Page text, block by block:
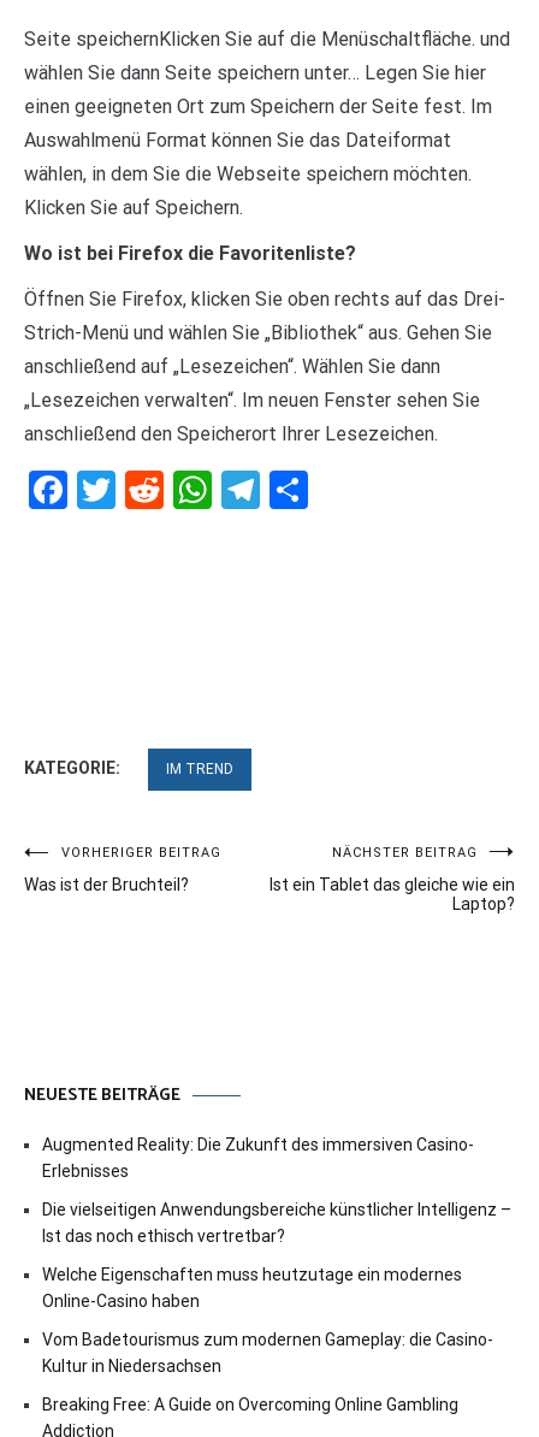
Seite speichernKlicken Sie auf die Menüschaltfläche. und
wählen Sie dann Seite speichern unter… Legen Sie hier
einen geeigneten Ort zum Speichern der Seite fest. Im
Auswahlmenü Format können Sie das Dateiformat
wählen, in dem Sie die Webseite speichern möchten.
Klicken Sie auf Speichern.
Wo ist bei Firefox die Favoritenliste?
Öffnen Sie Firefox, klicken Sie oben rechts auf das Drei-
Strich-Menü und wählen Sie „Bibliothek“ aus. Gehen Sie
anschließend auf „Lesezeichen“. Wählen Sie dann
„Lesezeichen verwalten“. Im neuen Fenster sehen Sie
anschließend den Speicherort Ihrer Lesezeichen.
Facebook
Twitter
RedditWhatsApp
Telegram
KATEGORIE: IM TREND
Beitragsnavigation
VORHERIGER BEITRAG
Was ist der Bruchteil?
NÄCHSTER BEITRAG
Ist ein Tablet das gleiche wie ein
Laptop?
NEUESTE BEITRÄGE
Augmented Reality: Die Zukunft des immersiven Casino-
Erlebnisses
Die vielseitigen Anwendungsbereiche künstlicher Intelligenz –
Ist das noch ethisch vertretbar?
Welche Eigenschaften muss heutzutage ein modernes
Online-Casino haben
Vom Badetourismus zum modernen Gameplay: die Casino-
Kultur in Niedersachsen
Breaking Free: A Guide on Overcoming Online Gambling
Addiction